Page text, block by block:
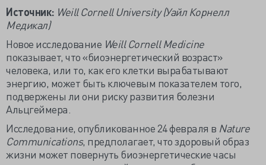
Источник: Weill Cornell University (УайлКорнелл
Медикал)
Новое исследование Weill Cornell Medicine
показывает, что «биоэнергетический возраст»
человека, или то, как его клетки вырабатывают
энергию, может быть ключевым показателем того,
подвержены ли они риску развития болезни
Альцгеймера.
Исследование, опубликованное 24 февраля в Nature
Communications, предполагает, что здоровый образ
жизни может повернуть биоэнергетические часы